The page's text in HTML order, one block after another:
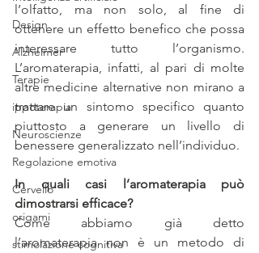
Design
Alzheimer
Terapie
ippoterapia
Neuroscienze
Regolazione emotiva
Cervello
origami
stimolazione cognitiva
l’olfatto, ma non solo, al fine di
ottenere un effetto benefico che possa
interessare tutto l’organismo.
L’aromaterapia, infatti, al pari di molte
altre medicine alternative non mirano a
trattare un sintomo specifico quanto
piuttosto a generare un livello di
benessere generalizzato nell’individuo.
In quali casi l’aromaterapia può
dimostrarsi efficace?
Come abbiamo già detto
l’aromaterapia non è un metodo di